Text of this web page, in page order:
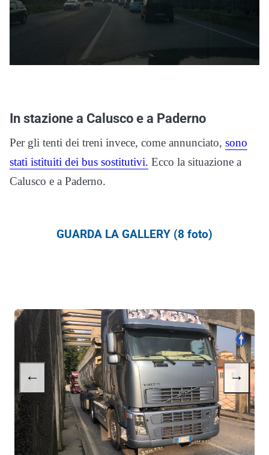
In stazione a Calusco e a Paderno
Per gli tenti dei treni invece, come annunciato, sono
stati istituiti dei bus sostitutivi. Ecco la situazione a
Calusco e a Paderno.
GUARDA LA GALLERY (8 foto)
← →